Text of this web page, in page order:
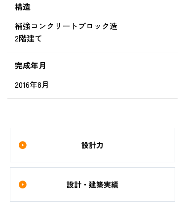
構造
補強コンクリートブロック造
2階建て
完成年月
2016年8月
設計力
設計・建築実績